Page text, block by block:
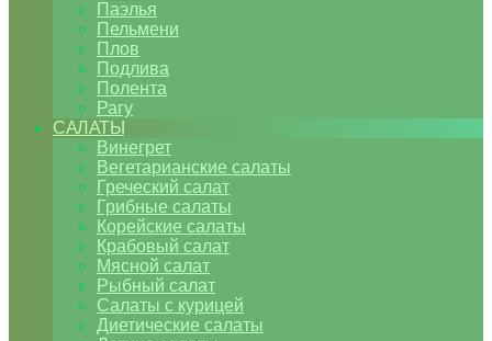
Паэлья
Пельмени
Плов
Подлива
Полента
Рагу
САЛАТЫ
Винегрет
Вегетарианские салаты
Греческий салат
Грибные салаты
Корейские салаты
Крабовый салат
Мясной салат
Рыбный салат
Салаты с курицей
Диетические салаты